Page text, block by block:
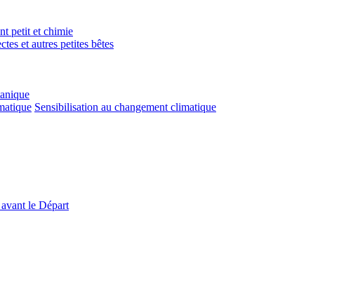
petit et chimie
et autres petites bêtes
Sensibilisation au changement climatique
le Départ